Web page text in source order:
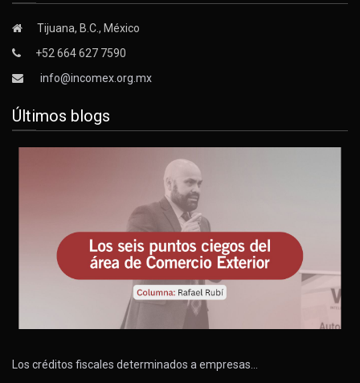
Tijuana, B.C., México
+52 664 627 7590
info@incomex.org.mx
Últimos blogs
Los créditos fiscales determinados a empresas…